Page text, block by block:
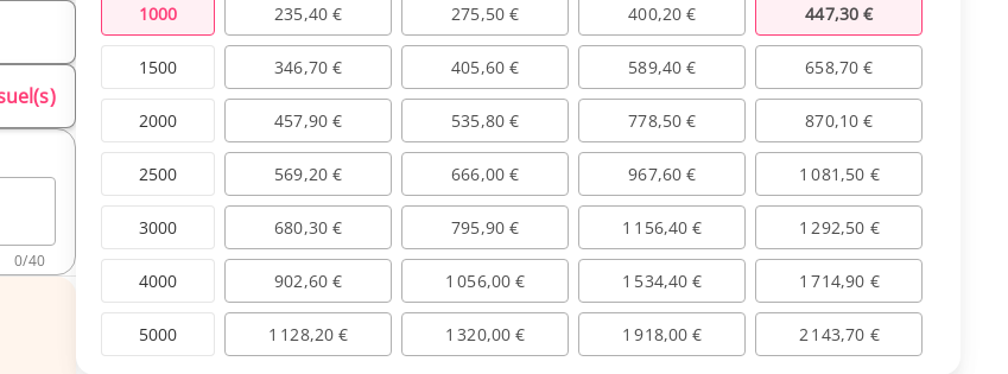
0/40
1000
1500
2000
2500
3000
4000
5000
235,40 € 275,50 € 400,20 € 447,30 €
346,70 € 405,60 € 589,40 € 658,70 €
457,90 € 535,80 € 778,50 € 870,10 €
569,20 € 666,00 € 967,60 € 1 081,50 €
680,30 € 795,90 € 1 156,40 € 1 292,50 €
902,60 € 1 056,00 € 1 534,40 € 1 714,90 €
1 128,20 € 1 320,00 € 1 918,00 € 2 143,70 €